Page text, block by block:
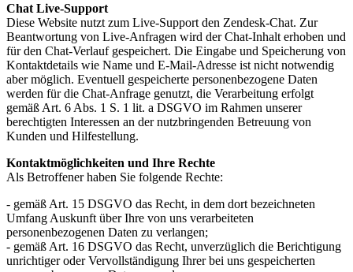
Chat Live-Support
Diese Website nutzt zum Live-Support den Zendesk-Chat. Zur
Beantwortung von Live-Anfragen wird der Chat-Inhalt erhoben und
für den Chat-Verlauf gespeichert. Die Eingabe und Speicherung von
Kontaktdetails wie Name und E-Mail-Adresse ist nicht notwendig
aber möglich. Eventuell gespeicherte personenbezogene Daten
werden für die Chat-Anfrage genutzt, die Verarbeitung erfolgt
gemäß Art. 6 Abs. 1 S. 1 lit. a DSGVO im Rahmen unserer
berechtigten Interessen an der nutzbringenden Betreuung von
Kunden und Hilfestellung.
Kontaktmöglichkeiten und Ihre Rechte
Als Betroffener haben Sie folgende Rechte:
- gemäß Art. 15 DSGVO das Recht, in dem dort bezeichneten
Umfang Auskunft über Ihre von uns verarbeiteten
personenbezogenen Daten zu verlangen;
- gemäß Art. 16 DSGVO das Recht, unverzüglich die Berichtigung
unrichtiger oder Vervollständigung Ihrer bei uns gespeicherten